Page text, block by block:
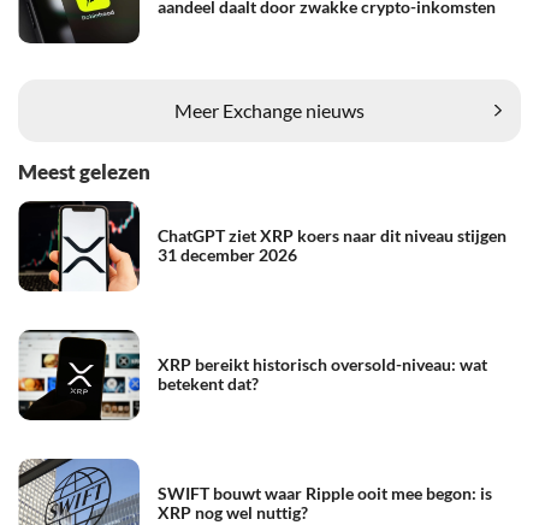
aandeel daalt door zwakke crypto-inkomsten
Meer Exchange nieuws
Meest gelezen
ChatGPT ziet XRP koers naar dit niveau stijgen
31 december 2026
XRP bereikt historisch oversold-niveau: wat
betekent dat?
SWIFT bouwt waar Ripple ooit mee begon: is
XRP nog wel nuttig?